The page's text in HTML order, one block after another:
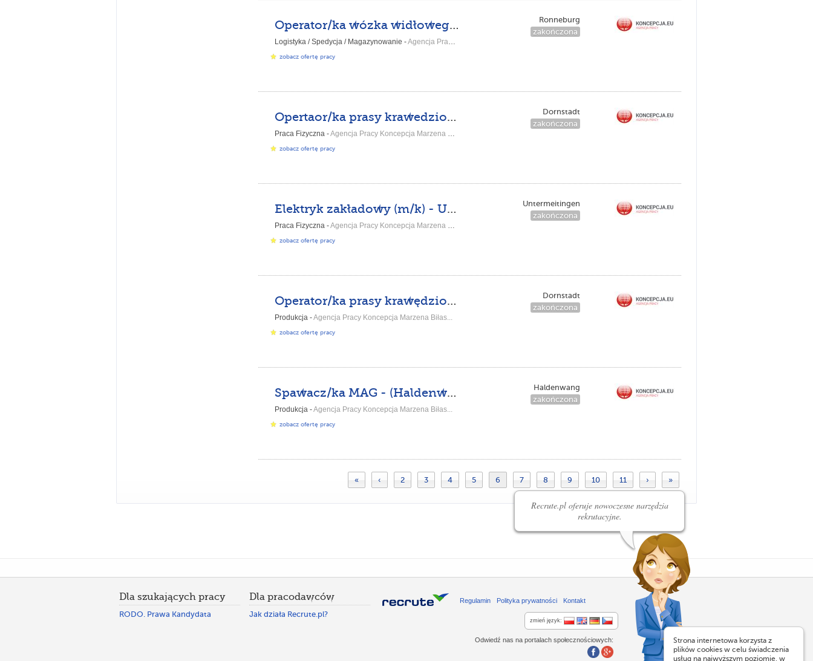
Strona internetowa korzysta z
plików cookies w celu świadczenia
usług na najwyższym poziomie, w
Operator/ka wózka widłowego - (Ronneburg-HH-DPKH-DE)
Logistyka / Spedycja / Magazynowanie -Agencja Pracy Koncepcja Marzena Biłas...
Ronneburg
zakończona
zobacz ofertę pracy
Opertaor/ka prasy krawedziowej z j. angileskim - (Dornstadt-AS-GL-DE)
Praca Fizyczna -Agencja Pracy Koncepcja Marzena Biłas...
Dornstadt
zakończona
zobacz ofertę pracy
Elektryk zakładowy (m/k) - Untermeitingen-ASP-DPK-DE
Praca Fizyczna -Agencja Pracy Koncepcja Marzena Biłas...
Untermeitingen
zakończona
zobacz ofertę pracy
Operator/ka prasy krawędziowe - (Dornstadt-AS-GL-DE)
Produkcja -Agencja Pracy Koncepcja Marzena Biłas...
Dornstadt
zakończona
zobacz ofertę pracy
Spawacz/ka MAG - (Haldenwang-MA-GL-DE)
Produkcja -Agencja Pracy Koncepcja Marzena Biłas...
Haldenwang
zakończona
zobacz ofertę pracy
« ‹ 2 3 4 5 6 7 8 9 10 11 › »
Dla szukających pracy
RODO. Prawa Kandydata
Dla pracodawców
Jak działa Recrute.pl?
Regulamin Polityka prywatności Kontakt
zmień język:
Odwiedź nas na portalach społecznościowych:
Recrute.pl oferuje nowoczesne narzędzia
rekrutacyjne.